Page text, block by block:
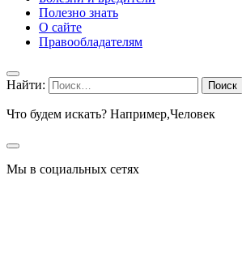
Полезно знать
О сайте
Правообладателям
Найти:
Что будем искать? Например,Человек
Мы в социальных сетях